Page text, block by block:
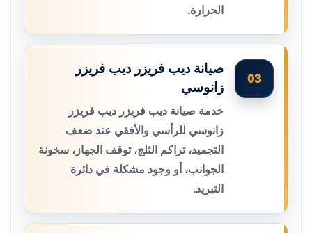
الحرارة.
03
صيانة ديب فريزر ديب فريزر
زانوسي
خدمة صيانة ديب فريزر ديب فريزر
زانوسي للرأسي والأفقي عند ضعف
التجميد، تراكم الثلج، توقف الجهاز، سخونة
الجوانب، أو وجود مشكلة في دائرة
التبريد.